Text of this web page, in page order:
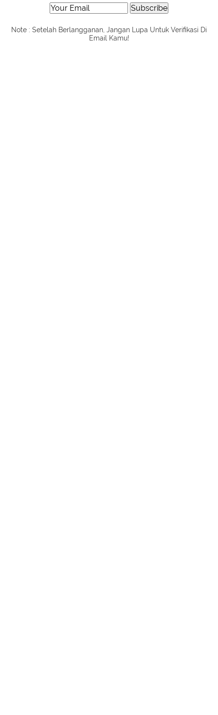
Note : Setelah Berlangganan, Jangan Lupa Untuk Verifikasi Di
Email Kamu!